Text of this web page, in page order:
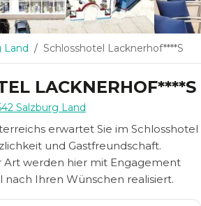
Land Schlosshotel Lacknerhof****S
LACKNERHOF****S
Salzburg Land
erwartet Sie im Schlosshotel
und Gastfreundschaft.
Art werden hier mit Engagement
Ihren Wünschen realisiert.